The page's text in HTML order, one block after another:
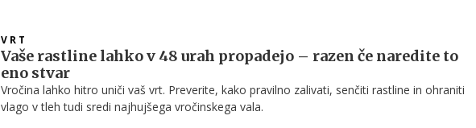
VRT
Vaše rastline lahko v 48 urah propadejo – razen če naredite to
eno stvar
Vročina lahko hitro uniči vaš vrt. Preverite, kako pravilno zalivati, senčiti rastline in ohraniti
vlago v tleh tudi sredi najhujšega vročinskega vala.